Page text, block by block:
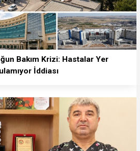
Bakım Krizi: Hastalar Yer
İddiası